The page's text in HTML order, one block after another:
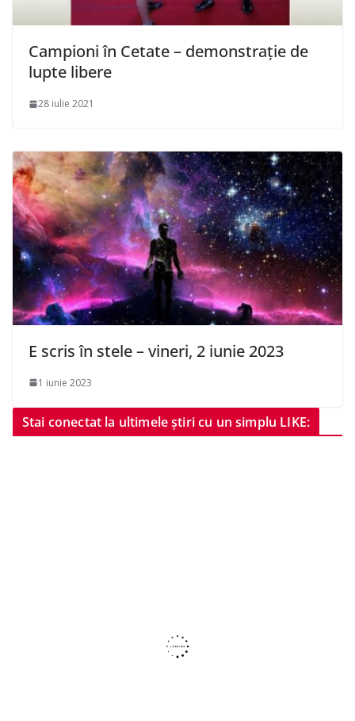
Campioni în Cetate – demonstraţie de
lupte libere
28 iulie 2021
E scris în stele – vineri, 2 iunie 2023
1 iunie 2023
Stai conectat la ultimele știri cu un simplu LIKE: